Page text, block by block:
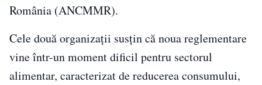
România (ANCMMR).
Cele două organizații susțin că noua reglementare
vine într-un moment dificil pentru sectorul
alimentar, caracterizat de reducerea consumului,